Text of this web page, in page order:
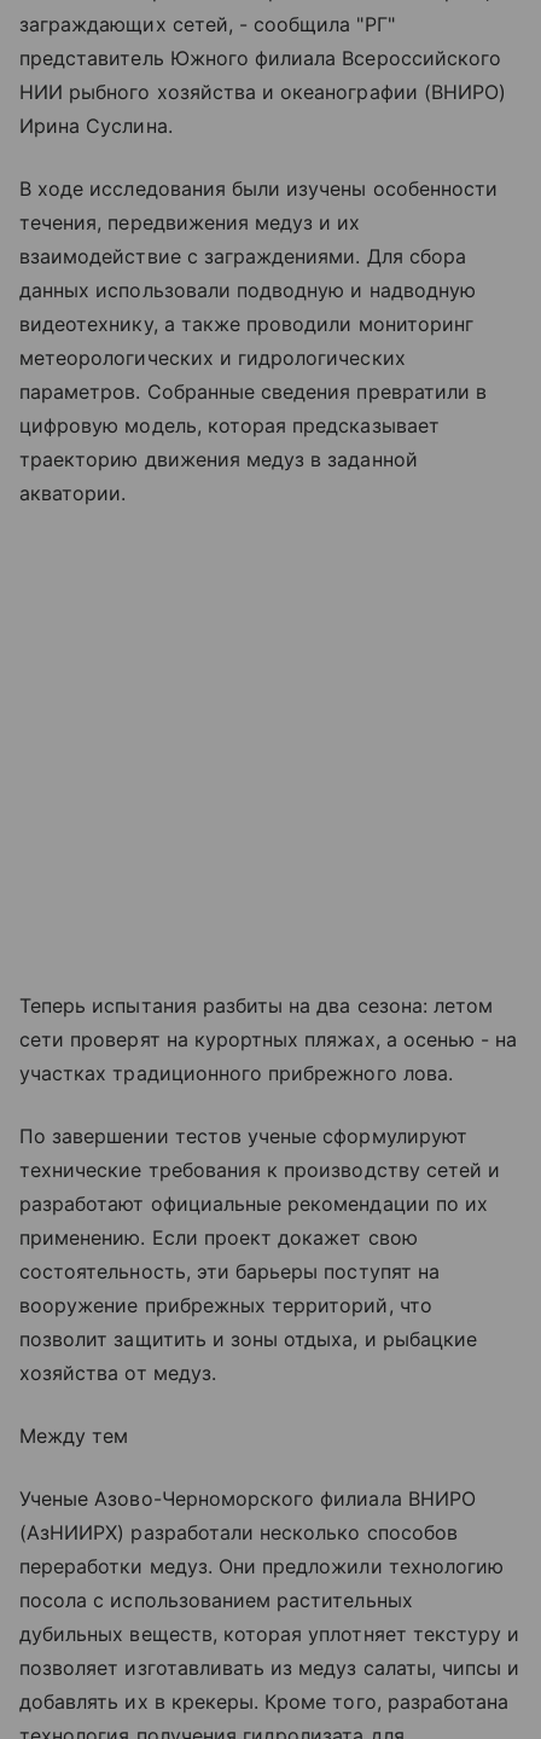
заграждающих сетей, - сообщила "РГ"
представитель Южного филиала Всероссийского
НИИ рыбного хозяйства и океанографии (ВНИРО)
Ирина Суслина.
В ходе исследования были изучены особенности
течения, передвижения медуз и их
взаимодействие с заграждениями. Для сбора
данных использовали подводную и надводную
видеотехнику, а также проводили мониторинг
метеорологических и гидрологических
параметров. Собранные сведения превратили в
цифровую модель, которая предсказывает
траекторию движения медуз в заданной
акватории.
Теперь испытания разбиты на два сезона: летом
сети проверят на курортных пляжах, а осенью - на
участках традиционного прибрежного лова.
По завершении тестов ученые сформулируют
технические требования к производству сетей и
разработают официальные рекомендации по их
применению. Если проект докажет свою
состоятельность, эти барьеры поступят на
вооружение прибрежных территорий, что
позволит защитить и зоны отдыха, и рыбацкие
хозяйства от медуз.
Между тем
Ученые Азово-Черноморского филиала ВНИРО
(АзНИИРХ) разработали несколько способов
переработки медуз. Они предложили технологию
посола с использованием растительных
дубильных веществ, которая уплотняет текстуру и
позволяет изготавливать из медуз салаты, чипсы и
добавлять их в крекеры. Кроме того, разработана